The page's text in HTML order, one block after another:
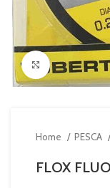
Clicca per
Home PESCA
FLOX